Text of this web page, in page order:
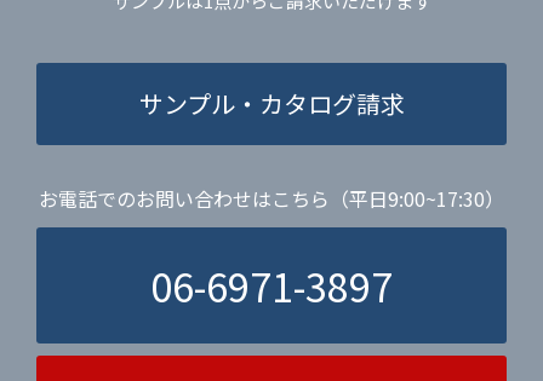
サンプル・カタログ請求
お電話でのお問い合わせはこちら（平日9:00~17:30）
06-6971-3897